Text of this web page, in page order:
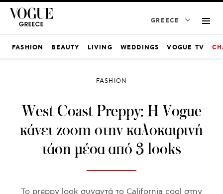
GREECE
FASHION BEAUTY LIVING WEDDINGS VOGUE TV
FASHION
West Coast Preppy: Η Vogue
κάνει zoom στην καλοκαιρινή
τάση μέσα από 3 looks
To preppy look συναντά το California cool στην